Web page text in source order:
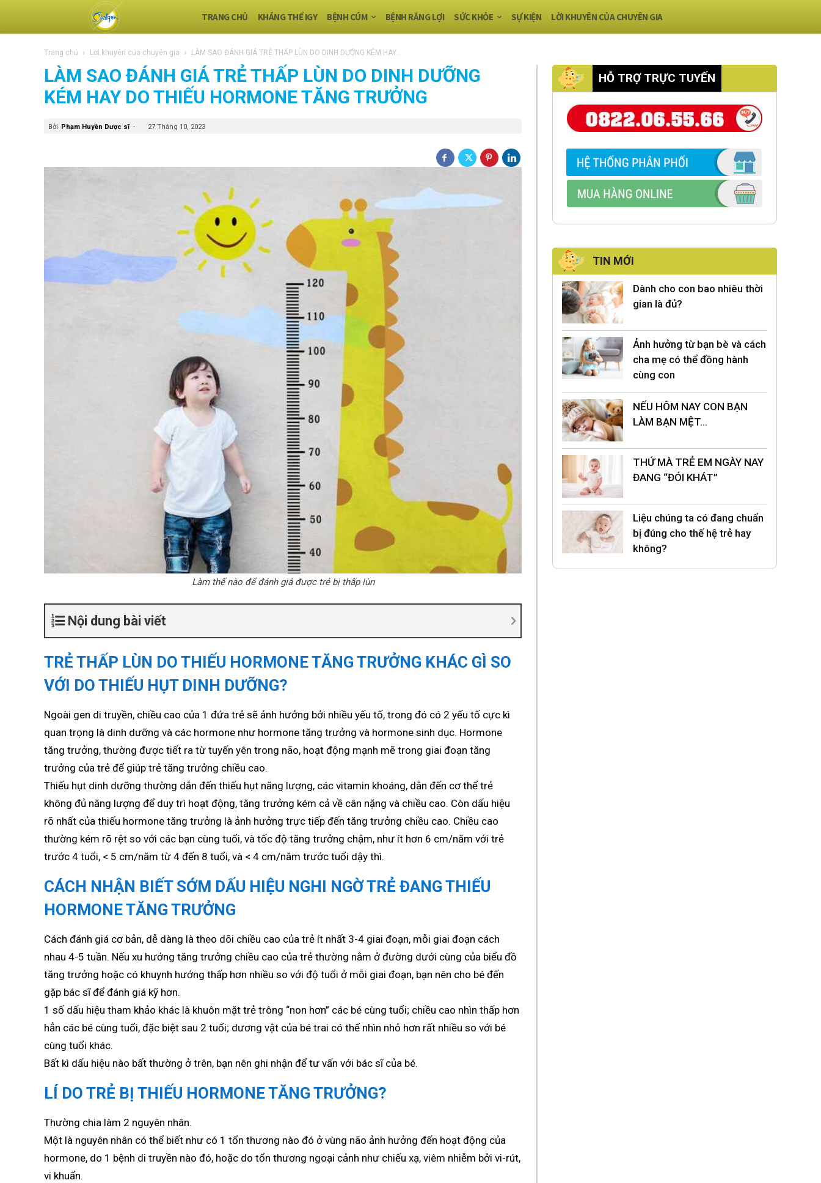
TRANG CHỦ KHÁNG THỂ IGY BỆNH CÚM BỆNH RĂNG LỢI SỨC KHỎE SỰ KIỆN LỜI KHUYÊN CỦA CHUYÊN GIA
Trang chủ Lời khuyên của chuyên gia LÀM SAO ĐÁNH GIÁ TRẺ THẤP LÙN DO DINH DƯỠNG KÉM HAY...
LÀM SAO ĐÁNH GIÁ TRẺ THẤP LÙN DO DINH DƯỠNG
KÉM HAY DO THIẾU HORMONE TĂNG TRƯỞNG
Bởi Phạm Huyền Dược sĩ - 27 Tháng 10, 2023
Làm thế nào để đánh giá được trẻ bị thấp lùn
Nội dung bài viết
TRẺ THẤP LÙN DO THIẾU HORMONE TĂNG TRƯỞNG KHÁC GÌ SO
VỚI DO THIẾU HỤT DINH DƯỠNG?
Ngoài gen di truyền, chiều cao của 1 đứa trẻ sẽ ảnh hưởng bởi nhiều yếu tố, trong đó có 2 yếu tố cực kì
quan trọng là dinh dưỡng và các hormone như hormone tăng trưởng và hormone sinh dục. Hormone
tăng trưởng, thường được tiết ra từ tuyến yên trong não, hoạt động mạnh mẽ trong giai đoạn tăng
trưởng của trẻ để giúp trẻ tăng trưởng chiều cao.
Thiếu hụt dinh dưỡng thường dẫn đến thiếu hụt năng lượng, các vitamin khoáng, dẫn đến cơ thể trẻ
không đủ năng lượng để duy trì hoạt động, tăng trưởng kém cả về cân nặng và chiều cao. Còn dấu hiệu
rõ nhất của thiếu hormone tăng trưởng là ảnh hưởng trực tiếp đến tăng trưởng chiều cao. Chiều cao
thường kém rõ rệt so với các bạn cùng tuổi, và tốc độ tăng trưởng chậm, như ít hơn 6 cm/năm với trẻ
trước 4 tuổi, < 5 cm/năm từ 4 đến 8 tuổi, và < 4 cm/năm trước tuổi dậy thì.
CÁCH NHẬN BIẾT SỚM DẤU HIỆU NGHI NGỜ TRẺ ĐANG THIẾU
HORMONE TĂNG TRƯỞNG
Cách đánh giá cơ bản, dễ dàng là theo dõi chiều cao của trẻ ít nhất 3-4 giai đoạn, mỗi giai đoạn cách
nhau 4-5 tuần. Nếu xu hướng tăng trưởng chiều cao của trẻ thường nằm ở đường dưới cùng của biểu đồ
tăng trưởng hoặc có khuynh hướng thấp hơn nhiều so với độ tuổi ở mỗi giai đoạn, bạn nên cho bé đến
gặp bác sĩ để đánh giá kỹ hơn.
1 số dấu hiệu tham khảo khác là khuôn mặt trẻ trông “non hơn” các bé cùng tuổi; chiều cao nhìn thấp hơn
hẳn các bé cùng tuổi, đặc biệt sau 2 tuổi; dương vật của bé trai có thể nhìn nhỏ hơn rất nhiều so với bé
cùng tuổi khác.
Bất kì dấu hiệu nào bất thường ở trên, bạn nên ghi nhận để tư vấn với bác sĩ của bé.
LÍ DO TRẺ BỊ THIẾU HORMONE TĂNG TRƯỞNG?
Thường chia làm 2 nguyên nhân.
Một là nguyên nhân có thể biết như có 1 tổn thương nào đó ở vùng não ảnh hưởng đến hoạt động của
hormone, do 1 bệnh di truyền nào đó, hoặc do tổn thương ngoại cảnh như chiếu xạ, viêm nhiễm bởi vi-rút,
vi khuẩn.
HỖ TRỢ TRỰC TUYẾN
TIN MỚI
Dành cho con bao nhiêu thời
gian là đủ?
Ảnh hưởng từ bạn bè và cách
cha mẹ có thể đồng hành
cùng con
NẾU HÔM NAY CON BẠN
LÀM BẠN MỆT…
THỨ MÀ TRẺ EM NGÀY NAY
ĐANG “ĐÓI KHÁT”
Liệu chúng ta có đang chuẩn
bị đúng cho thế hệ trẻ hay
không?